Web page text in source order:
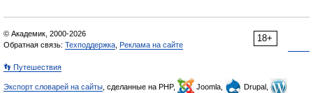
18+
© Академик, 2000-2026
Обратная связь: Техподдержка Реклама на сайте
👣 Путешествия
Экспорт словарей на сайты , сделанные на PHP, Joomla,
Drupal,